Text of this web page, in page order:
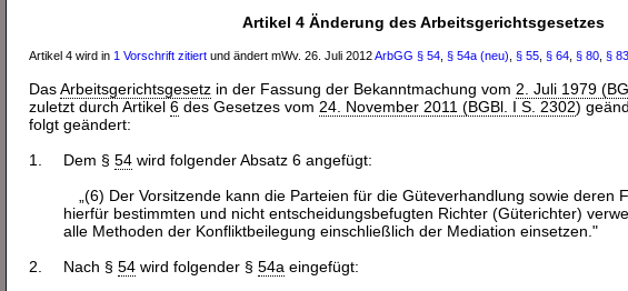
Artikel 4 Änderung des Arbeitsgerichtsgesetzes
Artikel 4 wird in 1 Vorschrift zitiert und ändert mWv. 26. Juli 2012ArbGG § 54 § 54a (neu) § 55 § 64 § 80 §
DasArbeitsgerichtsgesetz in der Fassung der Bekanntmachung vom 2. Juli 1979
zuletzt durch Artikel 6 des Gesetzes vom 24. November 2011 (BGBl. I S. 2302)
folgt geändert:
1.
Dem § 54wird folgender Absatz 6 angefügt:
„(6) Der Vorsitzende kann die Parteien für die Güteverhandlung sowie deren
hierfür bestimmten und nicht entscheidungsbefugten Richter (Güterichter)
alle Methoden der Konfliktbeilegung einschließlich der Mediation einsetzen."
2.
Nach § 54wird folgender § 54a eingefügt: